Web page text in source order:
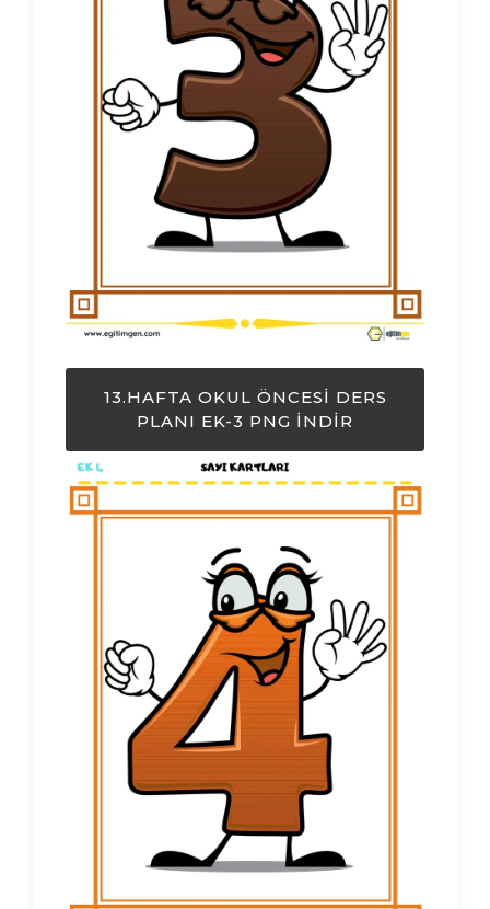
13.HAFTA OKUL ÖNCESI DERS
PLANI EK-3 PNG İNDIR